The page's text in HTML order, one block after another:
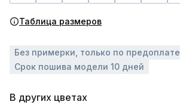
Таблица размеров
Без примерки, только по предоплате
Срок пошива модели 10 дней
В других цветах